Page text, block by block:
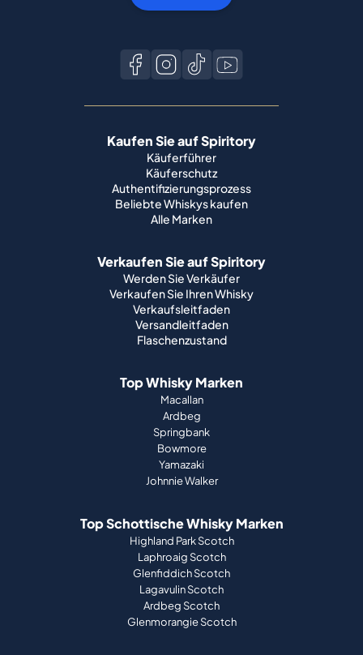
Kaufen Sie auf Spiritory
Käuferführer
Käuferschutz
Authentifizierungsprozess
Beliebte Whiskys kaufen
Alle Marken
Verkaufen Sie auf Spiritory
Werden Sie Verkäufer
Verkaufen Sie Ihren Whisky
Verkaufsleitfaden
Versandleitfaden
Flaschenzustand
Top Whisky Marken
Macallan
Ardbeg
Springbank
Bowmore
Yamazaki
Johnnie Walker
Top Schottische Whisky Marken
Highland Park Scotch
Laphroaig Scotch
Glenfiddich Scotch
Lagavulin Scotch
Ardbeg Scotch
Glenmorangie Scotch